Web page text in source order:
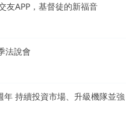
友APP，基督徒的新福音
法說會
年 持續投資市場、升級機隊並強